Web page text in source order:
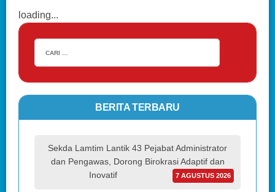
loading...
BERITA TERBARU
Sekda Lamtim Lantik 43 Pejabat Administrator
dan Pengawas, Dorong Birokrasi Adaptif dan
Inovatif
7 AGUSTUS 2026